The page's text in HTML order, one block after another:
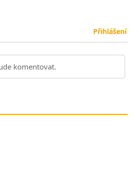
Přihlášení